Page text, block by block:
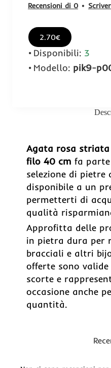
Recensioni di 0 •
2.70€
Disponibili: 3
Modello: pik9-
Agata rosa
filo 40 cm fa
selezione di pietre
disponibile a un
permetterti di
qualità
Approfitta delle
in pietra dura per
bracciali e altri
offerte sono
scorte e
occasione anche
quantità.